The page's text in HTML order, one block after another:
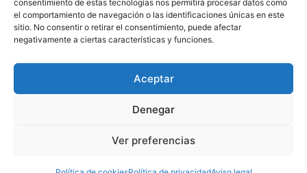
consentimiento de estas tecnologías nos permitirá procesar datos como
el comportamiento de navegación o las identificaciones únicas en este
sitio. No consentir o retirar el consentimiento, puede afectar
negativamente a ciertas características y funciones.
Aceptar
Denegar
Ver preferencias
Política de privacidad
Política de cookies
Declaración de accesibilidad
© 2025 Platón dental SL | Todos los derechos reservados |